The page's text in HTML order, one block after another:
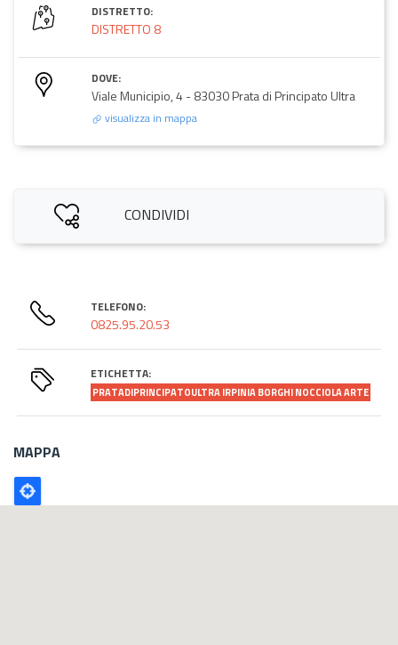
DISTRETTO:
DISTRETTO 8
DOVE:
Viale Municipio, 4 - 83030 Prata di Principato Ultra
visualizza in mappa
CONDIVIDI
TELEFONO:
0825.95.20.53
ETICHETTA:
PRATADIPRINCIPATOULTRA IRPINIA BORGHI NOCCIOLA ARTE
MAPPA
Poligono
GEO